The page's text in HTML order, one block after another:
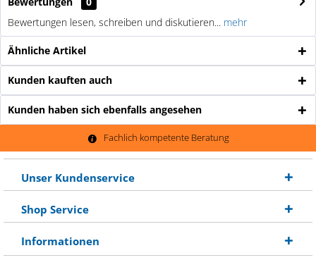
Bewertungen lesen, schreiben und diskutieren... mehr
Ähnliche Artikel
Kunden kauften auch
Kunden haben sich ebenfalls angesehen
Fachlich kompetente Beratung
Unser Kundenservice
Shop Service
Informationen